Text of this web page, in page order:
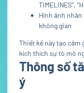
TIMELINES”,
Hình ảnh
không gian
Thiết kế này tạo cảm
kích thích sự tò mò
Thông số
ý